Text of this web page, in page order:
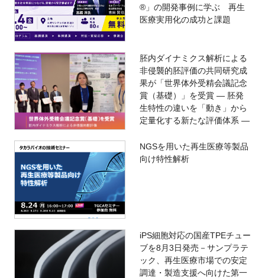
®」の開発事例に学ぶ 再生
医療実用化の成功と課題
胚内ダイナミクス解析による
非侵襲的胚評価の共同研究成
果が「世界体外受精会議記念
賞（基礎）」を受賞 ― 胚発
生特性の違いを「動き」から
定量化する新たな評価体系 ―
NGSを用いた再生医療等製品
向け特性解析
iPS細胞対応の国産TPEチュー
ブを8月3日発売－サンプラテ
ック、再生医療市場での安定
調達・製造支援へ向けた第一